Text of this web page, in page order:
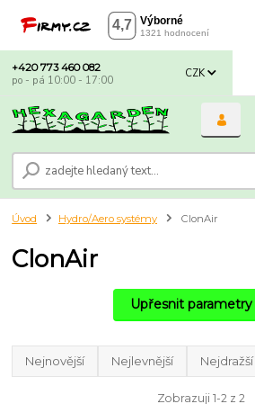
CZK
+420 773 460 082
po - pá 10:00 - 17:00
Úvod Hydro/Aero systémy ClonAir
ClonAir
Upřesnit parametry
Nejnovější Nejlevnější Nejdražší
Zobrazuji 1-2 z 2